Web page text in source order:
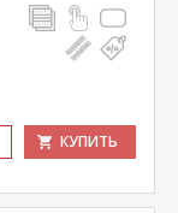
КУПИТЬ